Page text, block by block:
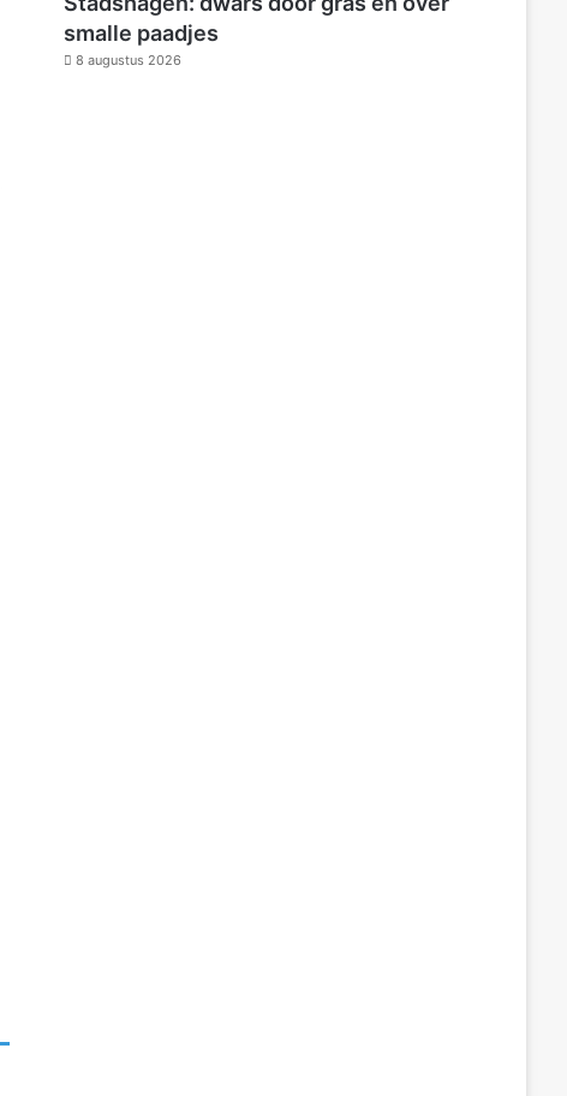
smalle paadjes
8 augustus 2026